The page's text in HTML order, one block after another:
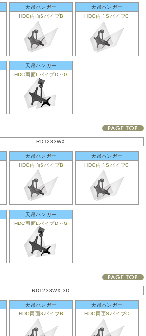
天吊ハンガー
HDC両面SパイプB
天吊ハンガー
HDC両面SパイプC
天吊ハンガー
HDC両面LパイプD～G
RDT233WX
天吊ハンガー
HDC両面SパイプB
天吊ハンガー
HDC両面SパイプC
天吊ハンガー
HDC両面LパイプD～G
RDT233WX-3D
天吊ハンガー
HDC両面SパイプB
天吊ハンガー
HDC両面SパイプC